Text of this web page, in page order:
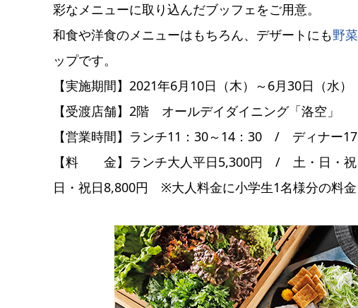
彩なメニューに取り込んだブッフェをご用意。
和食や洋食のメニューはもちろん、デザートにも野菜
ップです。
【実施期間】2021年6月10日（木）～6月30日（水）
【受渡店舗】2階 オールデイダイニング「洛空」
【営業時間】ランチ11：30～14：30 / ディナー17
【料 金】ランチ大人平日5,300円 / 土・日・祝
日・祝日8,800円 ※大人料金に小学生1名様分の料金